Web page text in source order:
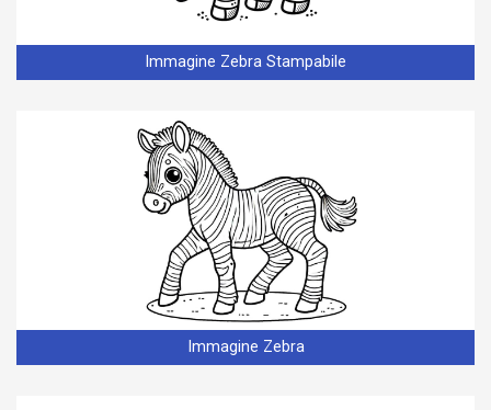
Immagine Zebra Stampabile
Immagine Zebra